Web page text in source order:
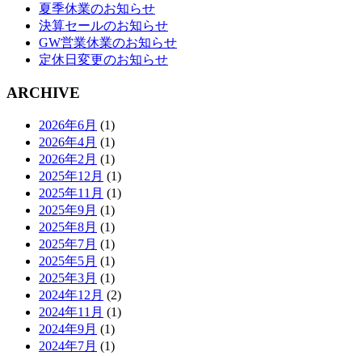
夏季休業のお知らせ
決算セールのお知らせ
GW営業休業のお知らせ
定休日変更のお知らせ
ARCHIVE
2026年6月 (1)
2026年4月 (1)
2026年2月 (1)
2025年12月 (1)
2025年11月 (1)
2025年9月 (1)
2025年8月 (1)
2025年7月 (1)
2025年5月 (1)
2025年3月 (1)
2024年12月 (2)
2024年11月 (1)
2024年9月 (1)
2024年7月 (1)